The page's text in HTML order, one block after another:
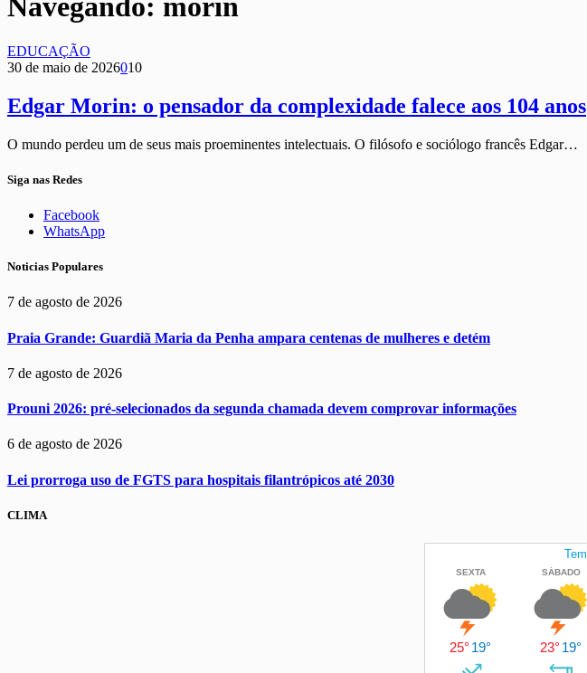
Navegando: morin
EDUCAÇÃO
30 de maio de 2026010
Edgar Morin: o pensador da complexidade falece aos 104 anos
O mundo perdeu um de seus mais proeminentes intelectuais. O filósofo e sociólogo francês Edgar…
Siga nas Redes
Facebook
WhatsApp
Noticias Populares
7 de agosto de 2026
Praia Grande: Guardiã Maria da Penha ampara centenas de mulheres e detém
7 de agosto de 2026
Prouni 2026: pré-selecionados da segunda chamada devem comprovar informações
6 de agosto de 2026
Lei prorroga uso de FGTS para hospitais filantrópicos até 2030
CLIMA